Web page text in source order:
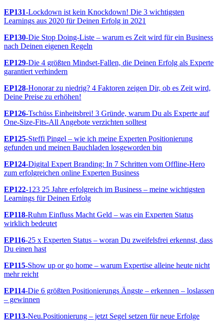
EP131-Lockdown ist kein Knockdown! Die 3 wichtigsten
Learnings aus 2020 für Deinen Erfolg in 2021
EP130-Die Stop Doing-Liste – warum es Zeit wird für ein Business
nach Deinen eigenen Regeln
EP129-Die 4 größten Mindset-Fallen, die Deinen Erfolg als Experte
garantiert verhindern
EP128-Honorar zu niedrig? 4 Faktoren zeigen Dir, ob es Zeit wird,
Deine Preise zu erhöhen!
EP126-Tschüss Einheitsbrei! 3 Gründe, warum Du als Experte auf
One-Size-Fits-All Angebote verzichten solltest
EP125-Steffi Pingel – wie ich meine Experten Positionierung
gefunden und meinen Bauchladen losgeworden bin
EP124-Digital Expert Branding: In 7 Schritten vom Offline-Hero
zum erfolgreichen online Experten Business
EP122-123 25 Jahre erfolgreich im Business – meine wichtigsten
Learnings für Deinen Erfolg
EP118-Ruhm Einfluss Macht Geld – was ein Experten Status
wirklich bedeutet
EP116-25 x Experten Status – woran Du zweifelsfrei erkennst, dass
Du einen hast
EP115-Show up or go home – warum Expertise alleine heute nicht
mehr reicht
EP114-Die 6 größten Positionierungs Ängste – erkennen – loslassen
– gewinnen
EP113-Neu.Positionierung – jetzt Segel setzen für neue Erfolge